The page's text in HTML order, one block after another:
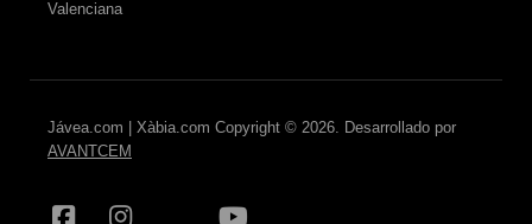
Valenciana
Jávea.com | Xàbia.com Copyright © 2026. Desarrollado por
AVANTCEM